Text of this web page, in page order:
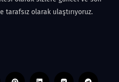
tarafsız olarak ulaştırıyoruz.